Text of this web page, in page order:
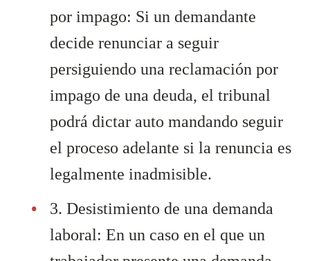
por impago: Si un demandante
decide renunciar a seguir
persiguiendo una reclamación por
impago de una deuda, el tribunal
podrá dictar auto mandando seguir
el proceso adelante si la renuncia es
legalmente inadmisible.
3. Desistimiento de una demanda
laboral: En un caso en el que un